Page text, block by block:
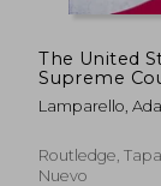
The United
Supreme
Assault on the
Constitution,
Rule of Law
Inglés)
Lamparello,
Routledge,
Nuevo